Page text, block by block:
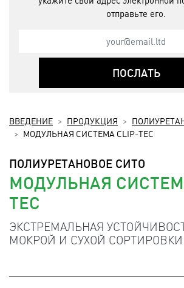
ВВЕДЕНИЕ ПРОДУКЦИЯ
МОДУЛЬНАЯ СИСТЕМА CLIP-TEC
ПОЛИУРЕТАНОВОЕ СИТО
МОДУЛЬНАЯ
TEC
ЭКСТРЕМАЛЬНАЯ
МОКРОЙ И СУХОЙ СОРТИРОВКИ
отправьте его.
ПОСЛАТЬ